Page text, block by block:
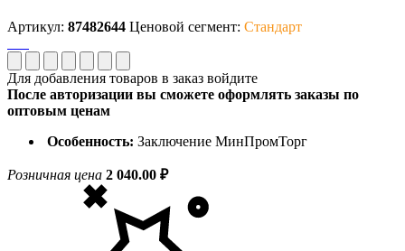
Артикул: 87482644 Ценовой сегмент: Стандарт
Для добавления товаров в заказ войдите
После авторизации вы сможете оформлять заказы по
оптовым ценам
Особенность: Заключение МинПромТорг
Розничная цена 2 040.00 ₽